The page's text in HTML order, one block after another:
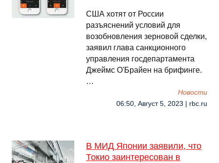
США хотят от России
разъяснений условий для
возобновления зерновой сделки,
заявил глава санкционного
управления госдепартамента
Джеймс О'Брайен на брифинге.
…
Новости
06:50, Август 5, 2023 | rbc.ru
В МИД Японии заявили, что
Токио заинтересован в